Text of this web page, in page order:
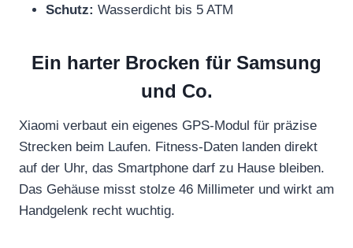
Schutz: Wasserdicht bis 5 ATM
Ein harter Brocken für Samsung
und Co.
Xiaomi verbaut ein eigenes GPS-Modul für präzise
Strecken beim Laufen. Fitness-Daten landen direkt
auf der Uhr, das Smartphone darf zu Hause bleiben.
Das Gehäuse misst stolze 46 Millimeter und wirkt am
Handgelenk recht wuchtig.